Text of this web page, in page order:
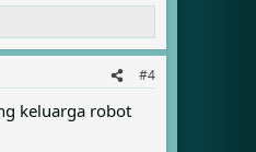
#4
keluarga robot